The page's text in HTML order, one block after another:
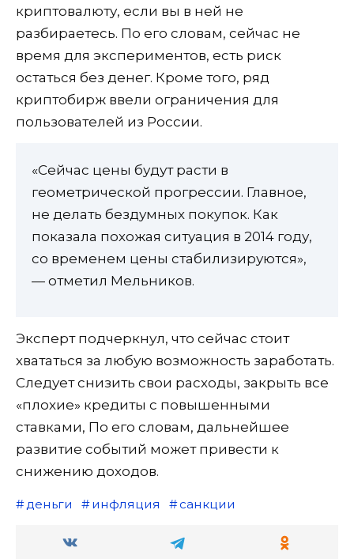
криптовалюту, если вы в ней не
разбираетесь. По его словам, сейчас не
время для экспериментов, есть риск
остаться без денег. Кроме того, ряд
криптобирж ввели ограничения для
пользователей из России.
«Сейчас цены будут расти в
геометрической прогрессии. Главное,
не делать бездумных покупок. Как
показала похожая ситуация в 2014 году,
со временем цены стабилизируются»,
— отметил Мельников.
Эксперт подчеркнул, что сейчас стоит
хвататься за любую возможность заработать.
Следует снизить свои расходы, закрыть все
«плохие» кредиты с повышенными
ставками, По его словам, дальнейшее
развитие событий может привести к
снижению доходов.
деньги инфляция санкции